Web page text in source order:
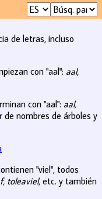
de letras, incluso
con "aal": aal,
con "aal": aal,
de nombres de árboles y
"viel", todos
toleaviel, etc. y también